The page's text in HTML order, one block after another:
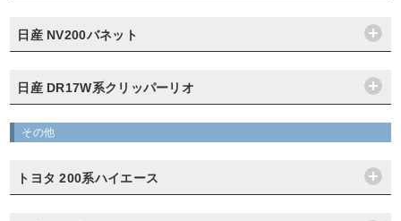
日産 NV200バネット
日産 DR17W系クリッパーリオ
その他
トヨタ 200系ハイエース